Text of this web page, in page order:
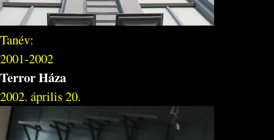
Tanév:
2001-2002
Terror Háza
2002. április 20.